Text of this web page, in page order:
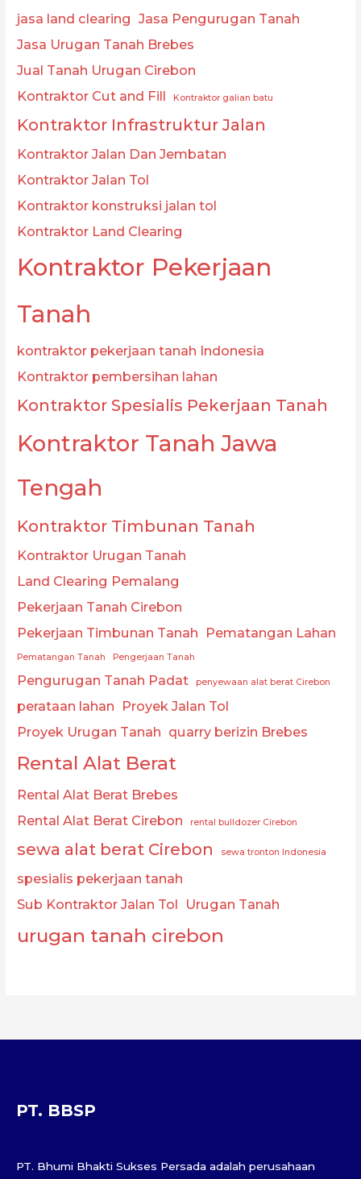
jasa land clearing Jasa Pengurugan Tanah
Jasa Urugan Tanah Brebes
Jual Tanah Urugan Cirebon
Kontraktor Cut and Fill
Kontraktor galian batu
Kontraktor Infrastruktur Jalan
Kontraktor Jalan Dan Jembatan
Kontraktor Jalan Tol
Kontraktor konstruksi jalan tol
Kontraktor Land Clearing
Kontraktor Pekerjaan
Tanah
kontraktor pekerjaan tanah Indonesia
Kontraktor pembersihan lahan
Kontraktor Spesialis Pekerjaan Tanah
Kontraktor Tanah Jawa
Tengah
Kontraktor Timbunan Tanah
Kontraktor Urugan Tanah
Land Clearing Pemalang
Pekerjaan Tanah Cirebon
Pekerjaan Timbunan Tanah Pematangan Lahan
Pematangan Tanah Pengerjaan Tanah
Pengurugan Tanah Padat penyewaan alat berat Cirebon
perataan lahan Proyek Jalan Tol
Proyek Urugan Tanah quarry berizin Brebes
Rental Alat Berat
Rental Alat Berat Brebes
Rental Alat Berat Cirebon
rental bulldozer Cirebon
sewa alat berat Cirebon sewa tronton Indonesia
spesialis pekerjaan tanah
Sub Kontraktor Jalan Tol Urugan Tanah
urugan tanah cirebon
PT. BBSP
PT. Bhumi Bhakti Sukses Persada adalah perusahaan